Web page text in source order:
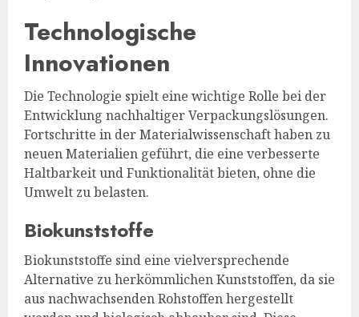
Technologische
Innovationen
Die Technologie spielt eine wichtige Rolle bei der
Entwicklung nachhaltiger Verpackungslösungen.
Fortschritte in der Materialwissenschaft haben zu
neuen Materialien geführt, die eine verbesserte
Haltbarkeit und Funktionalität bieten, ohne die
Umwelt zu belasten.
Biokunststoffe
Biokunststoffe sind eine vielversprechende
Alternative zu herkömmlichen Kunststoffen, da sie
aus nachwachsenden Rohstoffen hergestellt